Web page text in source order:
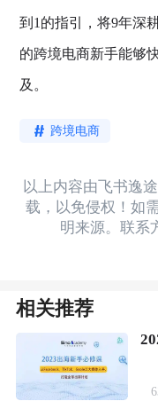
到1的指引，将9年深
的跨境电商新手能够
及。
跨境电商
以上内容由飞书逸
载，以免侵权！如
明来源。联系
相关推荐